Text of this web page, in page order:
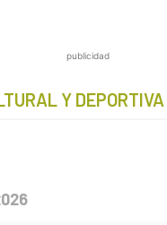
publicidad
Y DEPORTIVA